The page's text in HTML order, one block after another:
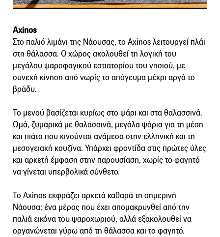
Axinos
Στο παλιό λιμάνι της Νάουσας, το Axinos λειτουργεί πλάι
στη θάλασσα. Ο χώρος ακολουθεί τη λογική του
μεγάλου ψαροφαγικού εστιατορίου του νησιού, με
συνεχή κίνηση από νωρίς το απόγευμα μέχρι αργά το
βράδυ.
Το μενού βασίζεται κυρίως στο ψάρι και στα θαλασσινά.
Ωμά, ζυμαρικά με θαλασσινά, μεγάλα ψάρια για τη μέση
και πιάτα που κινούνται ανάμεσα στην ελληνική και τη
μεσογειακή κουζίνα. Υπάρχει φροντίδα στις πρώτες ύλες
και αρκετή έμφαση στην παρουσίαση, χωρίς το φαγητό
να γίνεται υπερβολικά σύνθετο.
Το Axinos εκφράζει αρκετά καθαρά τη σημερινή
Νάουσα: ένα μέρος που έχει απομακρυνθεί από την
παλιά εικόνα του ψαροχωριού, αλλά εξακολουθεί να
οργανώνεται γύρω από τη θάλασσα και το φαγητό.